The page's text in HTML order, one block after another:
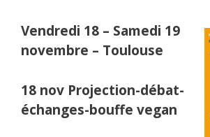
Vendredi 18 – Samedi 19
novembre – Toulouse
18 nov Projection-débat-
échanges-bouffe vegan